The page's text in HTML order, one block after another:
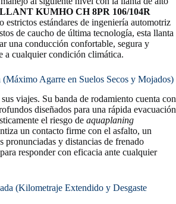
KUMHO CH 8PR 106/104R
estrictos estándares de ingeniería automotriz
de caucho de última tecnología, esta llanta
una conducción confortable, segura y
a cualquier condición climática.
Agarre en Suelos Secos y Mojados)
viajes. Su banda de rodamiento cuenta con
diseñados para una rápida evacuación
el riesgo de aquaplaning
un contacto firme con el asfalto, un
pronunciadas y distancias de frenado
responder con eficacia ante cualquier
(Kilometraje Extendido y Desgaste